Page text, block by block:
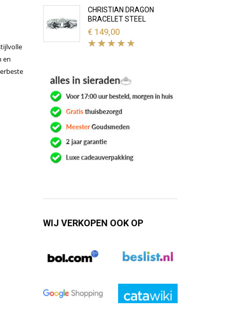
en
CHRISTIAN DRAGON
BRACELET STEEL
€149,00
WIJ VERKOPEN OOK OP